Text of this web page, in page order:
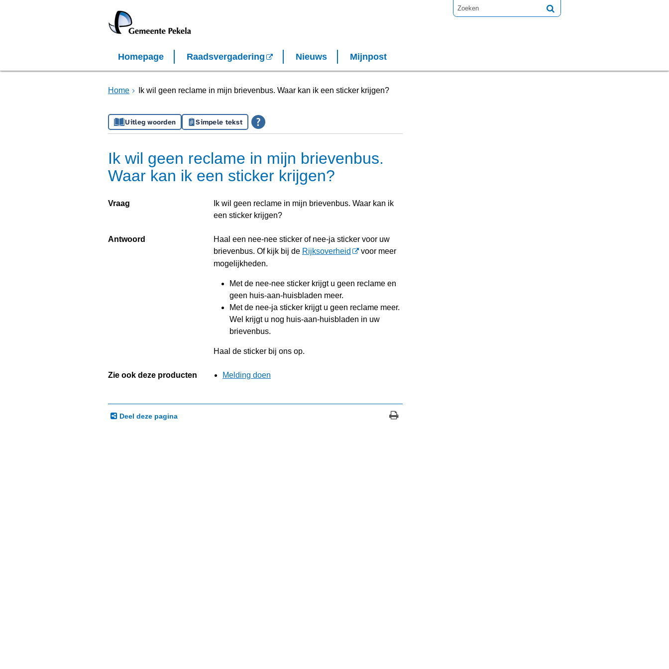
Homepage Raadsvergadering Nieuws Mijnpost
Home Ik wil geen reclame in mijn brievenbus. Waar kan ik een sticker krijgen?
Uitleg woorden Simpele tekst
Ik wil geen reclame in mijn brievenbus.
Waar kan ik een sticker krijgen?
Vraag
Ik wil geen reclame in mijn brievenbus. Waar kan ik
een sticker krijgen?
Antwoord
Haal een nee-nee sticker of nee-ja sticker voor uw
brievenbus. Of kijk bij de Rijksoverheid
voor meer
mogelijkheden.
Met de nee-nee sticker krijgt u geen reclame en
geen huis-aan-huisbladen meer.
Met de nee-ja sticker krijgt u geen reclame meer.
Wel krijgt u nog huis-aan-huisbladen in uw
brievenbus.
Haal de sticker bij ons op.
Zie ook deze producten Melding doen
Deel deze pagina